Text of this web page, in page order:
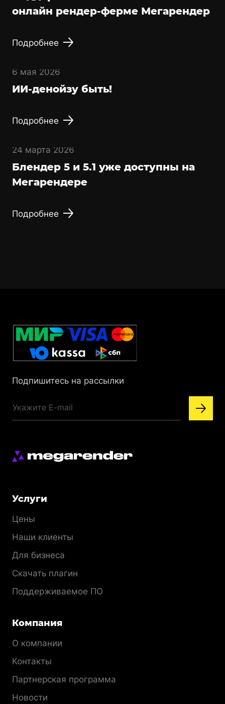
онлайн рендер-ферме Мегарендер
Подробнее
6 мая 2026
ИИ-денойзу быть!
Подробнее
24 марта 2026
Блендер 5 и 5.1 уже доступны на
Мегарендере
Подробнее
Подпишитесь на рассылки
Меню
Услуги
Цены
Наши клиенты
Для бизнеса
Скачать плагин
Поддерживаемое ПО
Компания
О компании
Контакты
Партнерская программа
Новости